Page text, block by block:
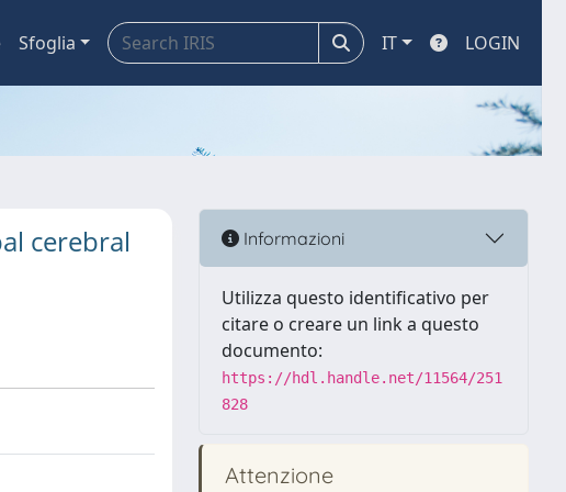
Sfoglia IT LOGIN
cerebral
Informazioni
Utilizza questo identificativo per
citare o creare un link a questo
documento:
https://hdl.handle.net/11564/251
828
Attenzione